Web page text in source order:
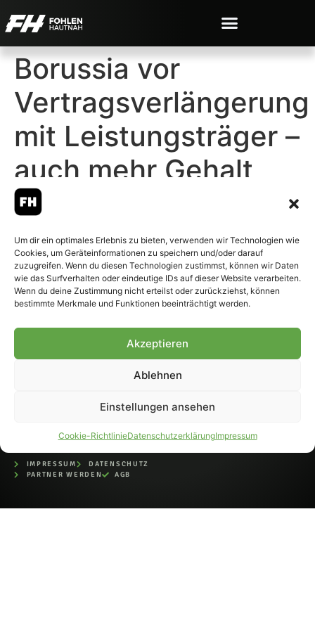
Um dir ein optimales Erlebnis zu bieten, verwenden wir Technologien wie
Cookies, um Geräteinformationen zu speichern und/oder darauf
zuzugreifen. Wenn du diesen Technologien zustimmst, können wir Daten
wie das Surfverhalten oder eindeutige IDs auf dieser Website verarbeiten.
Wenn du deine Zustimmung nicht erteilst oder zurückziehst, können
bestimmte Merkmale und Funktionen beeinträchtigt werden.
Akzeptieren
Ablehnen
Einstellungen ansehen
Cookie-RichtlinieDatenschutzerklärungImpressum
Borussia vor
Vertragsverlängerung
mit Leistungsträger –
auch mehr Gehalt
© 2007-2026 Fohlen-Hautnah.de
– Alle rechte vorbehalten.
Fohlen-Hautnah.de ist ein
offiziell eingetragenes Magazin
IMPRESSUM
DATENSCHUTZ
PARTNER WERDEN
AGB